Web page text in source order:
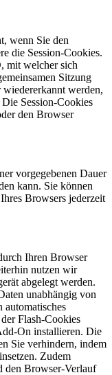
wenn Sie den
die Session-Cookies.
mit welcher sich
Sitzung
werden,
Session-Cookies
den Browser
vorgegebenen Dauer
kann. Sie können
Browsers jederzeit
Ihren Browser
nutzen wir
abgelegt werden.
unabhängig von
automatisches
Flash-Cookies
On installieren. Die
Sie verhindern, indem
Zudem
den Browser-Verlauf